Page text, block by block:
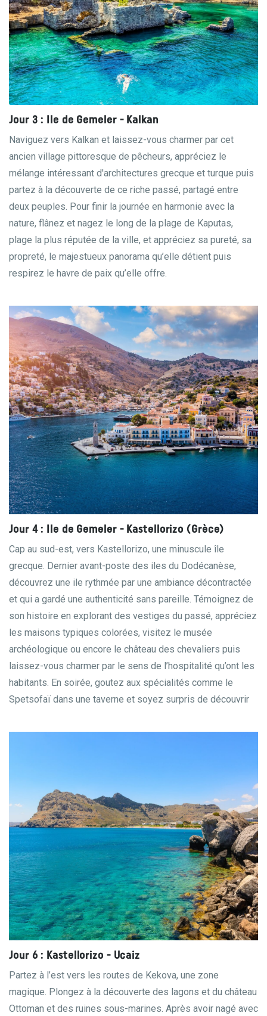
Jour 3 : Ile de Gemeler - Kalkan
Naviguez vers Kalkan et laissez-vous charmer par cet
ancien village pittoresque de pêcheurs, appréciez le
mélange intéressant d'architectures grecque et turque puis
partez à la découverte de ce riche passé, partagé entre
deux peuples. Pour finir la journée en harmonie avec la
nature, flânez et nagez le long de la plage de Kaputas,
plage la plus réputée de la ville, et appréciez sa pureté, sa
propreté, le majestueux panorama qu’elle détient puis
respirez le havre de paix qu’elle offre.
Jour 6 : Kastellorizo - Ucaiz
Partez à l’est vers les routes de Kekova, une zone
magique. Plongez à la découverte des lagons et du château
Ottoman et des ruines sous-marines. Après avoir nagé avec
Jour 4 : Ile de Gemeler - Kastellorizo (Grèce)
Cap au sud-est, vers Kastellorizo, une minuscule île
grecque. Dernier avant-poste des iles du Dodécanèse,
découvrez une ile rythmée par une ambiance décontractée
et qui a gardé une authenticité sans pareille. Témoignez de
son histoire en explorant des vestiges du passé, appréciez
les maisons typiques colorées, visitez le musée
archéologique ou encore le château des chevaliers puis
laissez-vous charmer par le sens de l’hospitalité qu’ont les
habitants. En soirée, goutez aux spécialités comme le
Spetsofaï dans une taverne et soyez surpris de découvrir